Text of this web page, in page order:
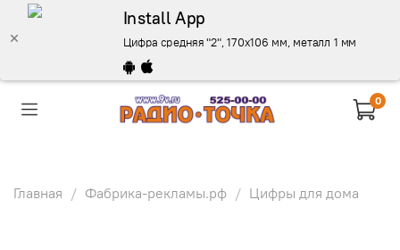
Install App
Цифра средняя "2", 170х106 мм, металл 1 мм.,
0
Главная Фабрика-рекламы.рф Цифры для дома